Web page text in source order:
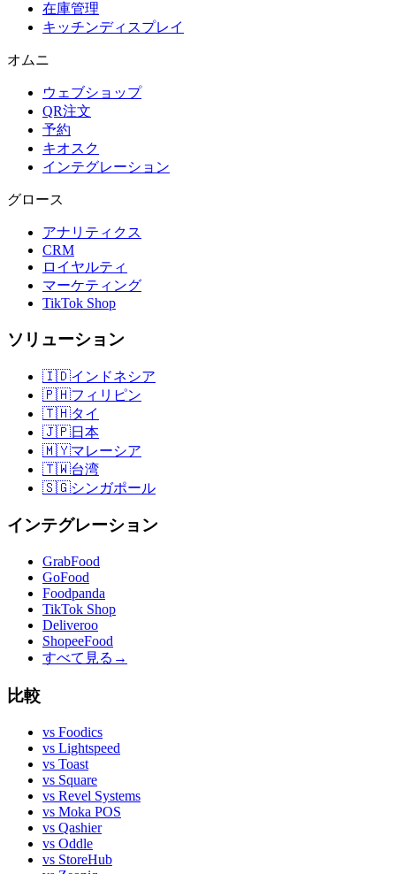
在庫管理
キッチンディスプレイ
オムニ
ウェブショップ
QR注文
予約
キオスク
インテグレーション
グロース
アナリティクス
CRM
ロイヤルティ
マーケティング
TikTok Shop
ソリューション
🇮🇩インドネシア
🇵🇭フィリピン
🇹🇭タイ
🇯🇵日本
🇲🇾マレーシア
🇹🇼台湾
🇸🇬シンガポール
インテグレーション
GrabFood
GoFood
Foodpanda
TikTok Shop
Deliveroo
ShopeeFood
すべて見る →
比較
vs Foodics
vs Lightspeed
vs Toast
vs Square
vs Revel Systems
vs Moka POS
vs Qashier
vs Oddle
vs StoreHub